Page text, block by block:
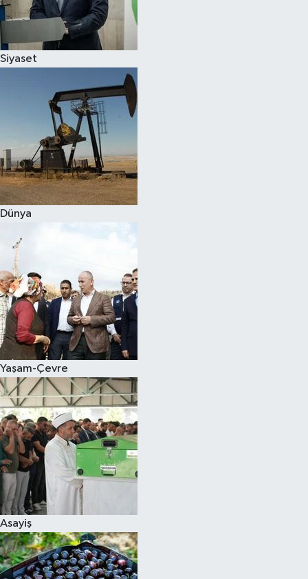
Siyaset
Dünya
Yaşam-Çevre
Asayiş
Spor
Çocuk
Eğitim
Hava Durumu
Kadın
Kültür Sanat
Sağlık
Siyaset
Teknoloji
Televizyon
Yaşam-Çevre